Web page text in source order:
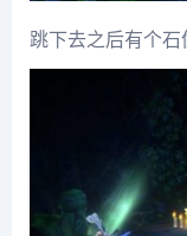
跳下去之后有个石